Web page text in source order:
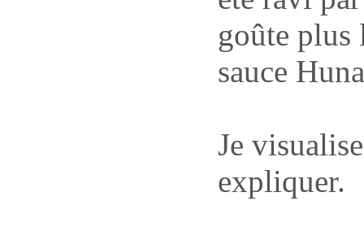
goûte plus
sauce
Je
expliquer.